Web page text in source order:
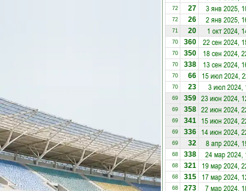
72 27 3 янв 2025,
72 26 2 янв 2025,
71 20 1 окт 2024,
70 360 22 сен 2024,
70 350 18 сен 2024,
70 338 13 сен 2024,
70 66 15 июл 2024,
70 23 3 июл 2024,
69 359 23 июн 2024,
69 358 22 июн 2024,
69 341 15 июн 2024,
69 336 14 июн 2024,
69 32 8 апр 2024,
68 338 24 мар 2024,
68 321 19 мар 2024,
68 315 17 мар 2024,
68 273 7 мар 2024,